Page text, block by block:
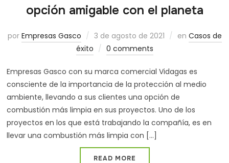
opción amigable con el planeta
por Empresas Gasco 3 de agosto de 2021 en Casos de
éxito
0 comments
Empresas Gasco con su marca comercial Vidagas es
consciente de la importancia de la protección al medio
ambiente, llevando a sus clientes una opción de
combustión más limpia en sus proyectos. Uno de los
proyectos en los que está trabajando la compañía, es en
llevar una combustión más limpia con [...]
READ MORE